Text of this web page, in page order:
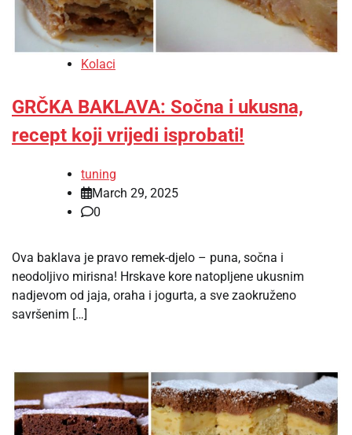
Kolaci
GRČKA BAKLAVA: Sočna i ukusna,
recept koji vrijedi isprobati!
tuning
March 29, 2025
0
Ova baklava je pravo remek-djelo – puna, sočna i
neodoljivo mirisna! Hrskave kore natopljene ukusnim
nadjevom od jaja, oraha i jogurta, a sve zaokruženo
savršenim […]